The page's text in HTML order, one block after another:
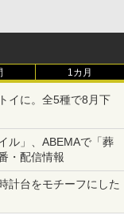
1カ月
イに。全5種で8月下
ル」、ABEMAで「葬
・配信情報
計台をモチーフにした